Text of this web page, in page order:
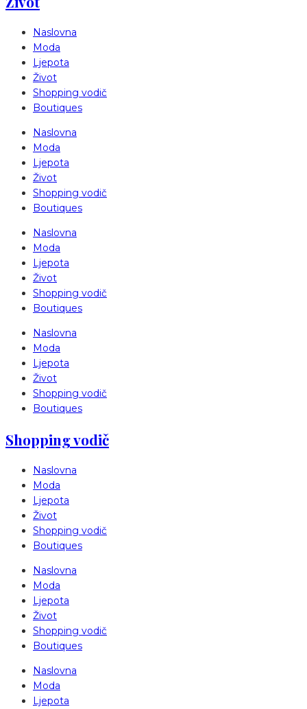
Naslovna
Moda
Ljepota
Život
Shopping vodič
Boutiques
Naslovna
Moda
Ljepota
Život
Shopping vodič
Boutiques
Naslovna
Moda
Ljepota
Život
Shopping vodič
Boutiques
Naslovna
Moda
Ljepota
Život
Shopping vodič
Boutiques
Shopping vodič
Naslovna
Moda
Ljepota
Život
Shopping vodič
Boutiques
Naslovna
Moda
Ljepota
Život
Shopping vodič
Boutiques
Naslovna
Moda
Ljepota